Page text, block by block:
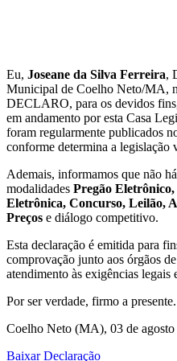
Eu, Joseane da Silva Ferreira,
Municipal de Coelho Neto/MA,
DECLARO, para os devidos
em andamento por esta Casa
foram regularmente publicados
conforme determina a legislação
Ademais, informamos que não
modalidades Pregão
Eletrônica, Concurso, Leilão,
Preços e diálogo competitivo.
Esta declaração é emitida para
comprovação junto aos órgãos
atendimento às exigências legais
Por ser verdade, firmo a presente.
Coelho Neto (MA), 03 de
Baixar Declaração